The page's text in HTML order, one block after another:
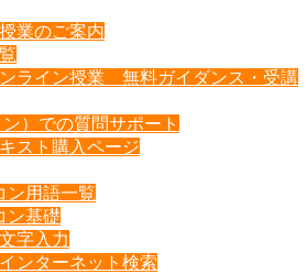
業のご案内
ライン授業 無料ガイダンス・受講
）での質問サポート
スト購入ページ
ン用語一覧
ン基礎
文字入力
インターネット検索